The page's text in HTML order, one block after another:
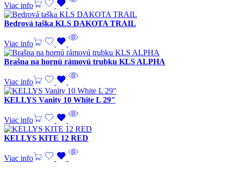
Viac info
Bedrová taška KLS DAKOTA TRAIL
Viac info
Brašna na hornú rámovú trubku KLS ALPHA
Viac info
KELLYS Vanity 10 White L 29″
Viac info
KELLYS KITE 12 RED
Viac info